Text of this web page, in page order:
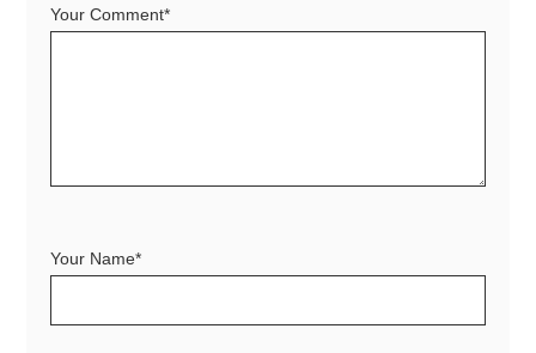
Your Comment*
Your Name*